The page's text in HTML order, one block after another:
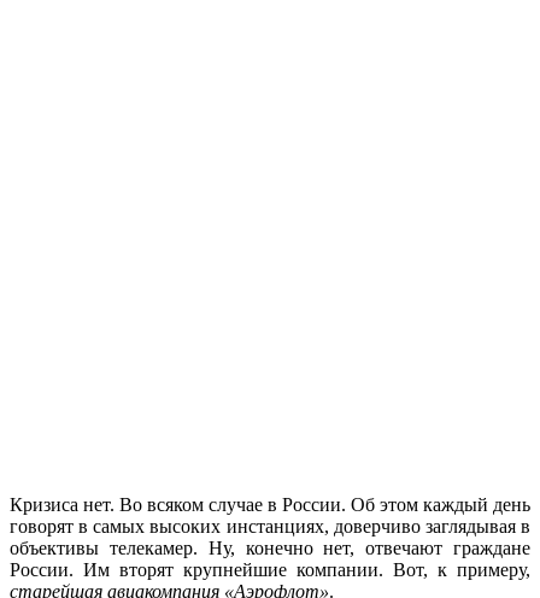
Кризиса нет. Во всяком случае в России. Об этом каждый день
говорят в самых высоких инстанциях, доверчиво заглядывая в
объективы телекамер. Ну, конечно нет, отвечают граждане
России. Им вторят крупнейшие компании. Вот, к примеру,
старейшая авиакомпания «Аэрофлот».